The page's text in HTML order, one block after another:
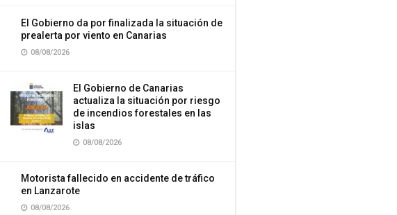
El Gobierno da por finalizada la situación de
prealerta por viento en Canarias
08/08/2026
El Gobierno de Canarias
actualiza la situación por riesgo
de incendios forestales en las
islas
08/08/2026
Motorista fallecido en accidente de tráfico
en Lanzarote
08/08/2026